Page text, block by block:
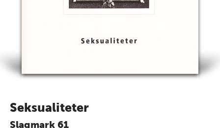
Seksualiteter
Slagmark 61